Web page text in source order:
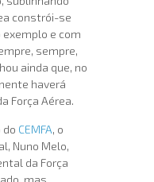
constrói-se
e com
sempre,
ainda que, no
haverá
Força Aérea.
do CEMFA, o
Nuno Melo,
da Força
mas